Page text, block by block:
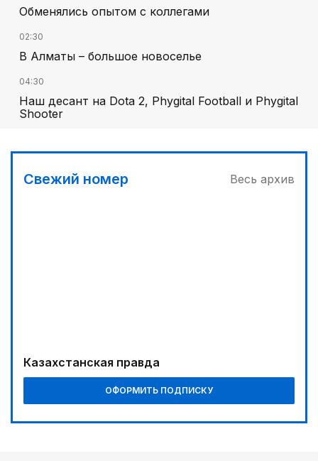
Обменялись опытом с коллегами
02:30
В Алматы – большое новоселье
04:30
Наш десант на Dota 2, Phygital Football и Phygital
Shooter
Вычислен последний фигурант «титанового»
дела
05:30
Каникулы в седле
06:00
Свежий номер Весь архив
Казахстанская правда
ОФОРМИТЬ ПОДПИСКУ